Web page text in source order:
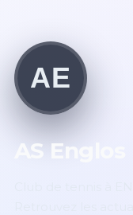
AE
AS Englos